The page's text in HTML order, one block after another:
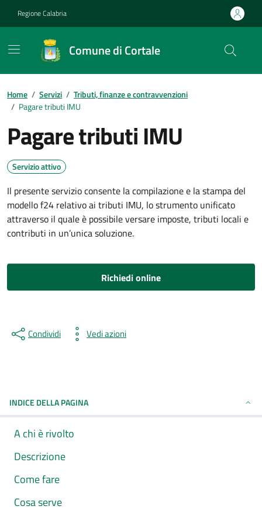
Regione Calabria
Comune di Cortale
Home / Servizi / Tributi, finanze e contravvenzioni
/ Pagare tributi IMU
Pagare tributi IMU
Servizio attivo
Il presente servizio consente la compilazione e la stampa del
modello f24 relativo ai tributi IMU, lo strumento unificato
attraverso il quale è possibile versare imposte, tributi locali e
contributi in un’unica soluzione.
Richiedi online
Condividi Vedi azioni
INDICE DELLA PAGINA
A chi è rivolto
Descrizione
Come fare
Cosa serve